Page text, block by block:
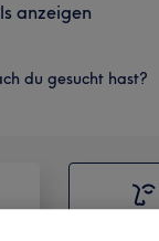
anzeigen
du gesucht hast?